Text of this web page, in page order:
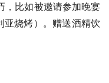
，比如被邀请参加晚宴
亚烧烤）。赠送酒精饮